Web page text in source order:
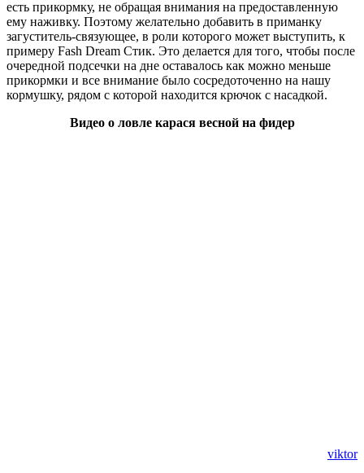
есть прикормку, не обращая внимания на предоставленную
ему наживку. Поэтому желательно добавить в приманку
загуститель-связующее, в роли которого может выступить, к
примеру Fash Dream Стик. Это делается для того, чтобы после
очередной подсечки на дне оставалось как можно меньше
прикормки и все внимание было сосредоточенно на нашу
кормушку, рядом с которой находится крючок с насадкой.
Видео о ловле карася весной на фидер
viktor